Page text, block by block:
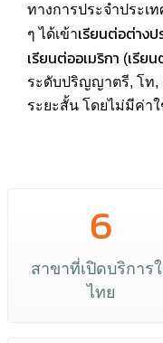
ทางการประจำประเ
ๆ ได้เข้าเรียนต่อต่างป
เรียนต่ออเมริกา (เรีย
ระดับปริญญาตรี, โท,
ระยะสั้น โดยไม่มีค่า
6
สาขาที่เปิดบริการ
ไทย